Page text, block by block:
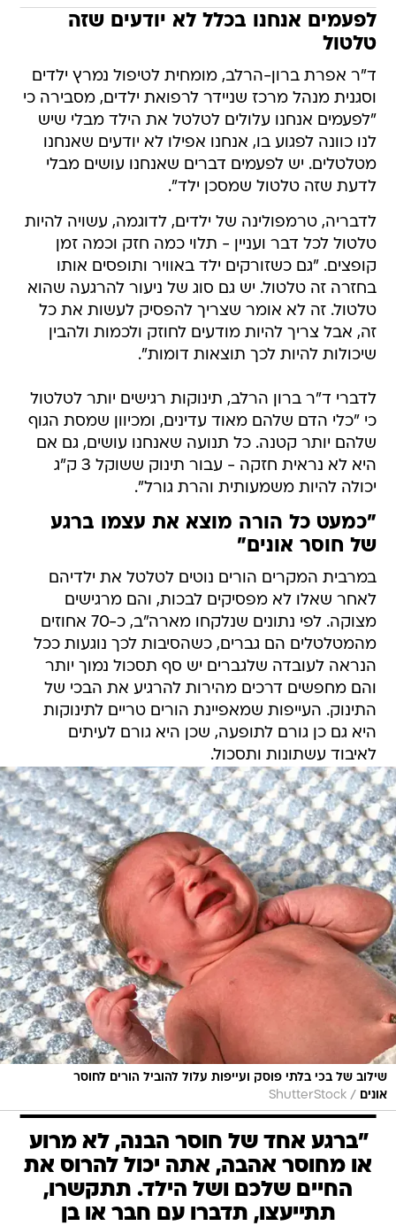
לפעמים אנחנו בכלל לא יודעים שזה
טלטול
ד"ר אפרת ברון-הרלב, מומחית לטיפול נמרץ ילדים
וסגנית מנהל מרכז שניידר לרפואת ילדים, מסבירה כי
"לפעמים אנחנו עלולים לטלטל את הילד מבלי שיש
לנו כוונה לפגוע בו, אנחנו אפילו לא יודעים שאנחנו
מטלטלים. יש לפעמים דברים שאנחנו עושים מבלי
לדעת שזה טלטול שמסכן ילד".
לדבריה, טרמפולינה של ילדים, לדוגמה, עשויה להיות
טלטול לכל דבר ועניין - תלוי כמה חזק וכמה זמן
קופצים. "גם כשזורקים ילד באוויר ותופסים אותו
בחזרה זה טלטול. יש גם סוג של ניעור להרגעה שהוא
טלטול. זה לא אומר שצריך להפסיק לעשות את כל
זה, אבל צריך להיות מודעים לחוזק ולכמות ולהבין
שיכולות להיות לכך תוצאות דומות".
לדברי ד"ר ברון הרלב, תינוקות רגישים יותר לטלטול
כי "כלי הדם שלהם מאוד עדינים, ומכיוון שמסת הגוף
שלהם יותר קטנה. כל תנועה שאנחנו עושים, גם אם
היא לא נראית חזקה - עבור תינוק ששוקל 3 ק"ג
יכולה להיות משמעותית והרת גורל".
"כמעט כל הורה מוצא את עצמו ברגע
של חוסר אונים"
במרבית המקרים הורים נוטים לטלטל את ילדיהם
לאחר שאלו לא מפסיקים לבכות, והם מרגישים
מצוקה. לפי נתונים שנלקחו מארה"ב, כ-70 אחוזים
מהמטלטלים הם גברים, כשהסיבות לכך נוגעות ככל
הנראה לעובדה שלגברים יש סף תסכול נמוך יותר
והם מחפשים דרכים מהירות להרגיע את הבכי של
התינוק. העייפות שמאפיינת הורים טריים לתינוקות
היא גם כן גורם לתופעה, שכן היא גורם לעיתים
לאיבוד עשתונות ותסכול.
שילוב של בכי בלתי פוסק ועייפות עלול להוביל הורים לחוסר
אונים
/
ShutterStock
"ברגע אחד של חוסר הבנה, לא מרוע
או מחוסר אהבה, אתה יכול להרוס את
החיים שלכם ושל הילד. תתקשרו,
תתייעצו, תדברו עם חבר או בן